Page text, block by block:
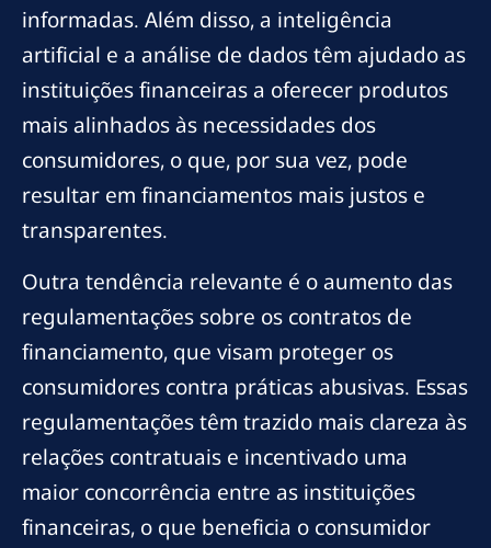
informadas. Além disso, a inteligência
artificial e a análise de dados têm ajudado as
instituições financeiras a oferecer produtos
mais alinhados às necessidades dos
consumidores, o que, por sua vez, pode
resultar em financiamentos mais justos e
transparentes.
Outra tendência relevante é o aumento das
regulamentações sobre os contratos de
financiamento, que visam proteger os
consumidores contra práticas abusivas. Essas
regulamentações têm trazido mais clareza às
relações contratuais e incentivado uma
maior concorrência entre as instituições
financeiras, o que beneficia o consumidor